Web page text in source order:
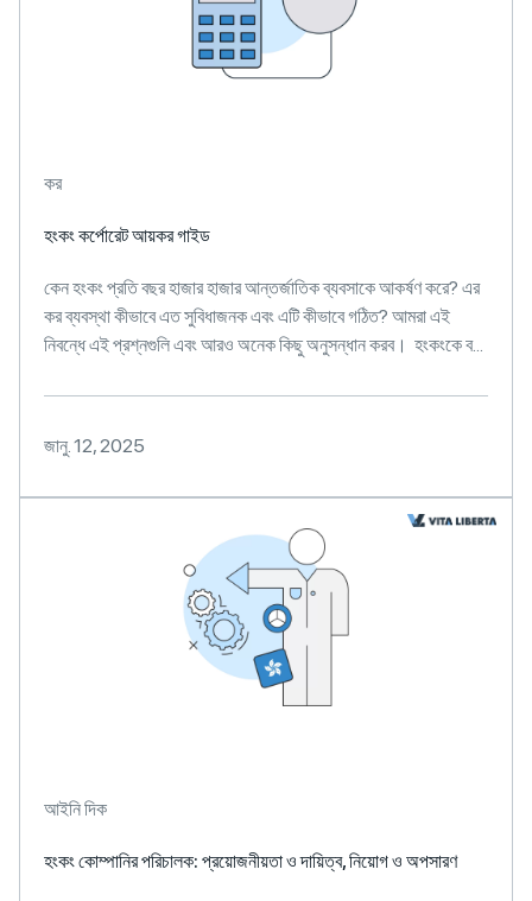
কর
হংকং কর্পোরেট আয়কর গাইড
কেন হংকং প্রতি বছর হাজার হাজার আন্তর্জাতিক ব্যবসাকে আকর্ষণ করে? এর
কর ব্যবস্থা কীভাবে এত সুবিধাজনক এবং এটি কীভাবে গঠিত? আমরা এই
নিবন্ধে এই প্রশ্নগুলি এবং আরও অনেক কিছু অনুসন্ধান করব। হংকংকে ব...
জানু. 12, 2025
আইনি দিক
হংকং কোম্পানির পরিচালক: প্রয়োজনীয়তা ও দায়িত্ব, নিয়োগ ও অপসারণ